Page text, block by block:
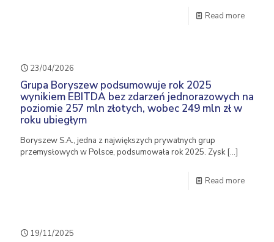
Read more
23/04/2026
Grupa Boryszew podsumowuje rok 2025
wynikiem EBITDA bez zdarzeń jednorazowych na
poziomie 257 mln złotych, wobec 249 mln zł w
roku ubiegłym
Boryszew S.A., jedna z największych prywatnych grup
przemysłowych w Polsce, podsumowała rok 2025. Zysk[…]
Read more
19/11/2025